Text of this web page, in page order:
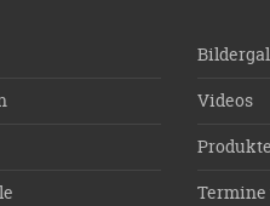
Videos
Termine